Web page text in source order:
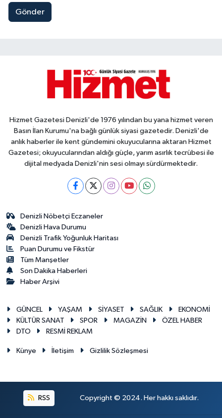
Gönder
Hizmet Gazetesi Denizli'de 1976 yılından bu yana hizmet veren
Basın İlan Kurumu'na bağlı günlük siyasi gazetedir. Denizli'de
anlık haberler ile kent gündemini okuyucularına aktaran Hizmet
Gazetesi; okuyucularından aldığı güçle, yarım asırlık tecrübesi ile
dijital medyada Denizli'nin sesi olmayı sürdürmektedir.
Denizli Nöbetçi Eczaneler
Denizli Hava Durumu
Denizli Trafik Yoğunluk Haritası
Puan Durumu ve Fikstür
Tüm Manşetler
Son Dakika Haberleri
Haber Arşivi
GÜNCEL YAŞAM SİYASET SAĞLIK
EKONOMİ
KÜLTÜR SANAT
SPOR MAGAZİN
ÖZEL HABER
DTO
RESMİ REKLAM
Künye İletişim Gizlilik Sözleşmesi
RSS Copyright © 2024. Her hakkı saklıdır.